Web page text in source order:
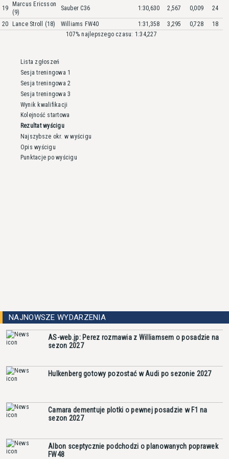
19
Marcus Ericsson
(9)
Sauber C36 1:30,630 2,567 0,009 24
20 Lance Stroll (18) Williams FW40 1:31,358 3,295 0,728
18
107% najlepszego czasu: 1:34,227
Lista zgłoszeń
Sesja treningowa 1
Sesja treningowa 2
Sesja treningowa 3
Wynik kwalifikacji
Kolejność startowa
Rezultat wyścigu
Najszybsze okr. w wyścigu
Opis wyścigu
Punktacje po wyścigu
NAJNOWSZE WYDARZENIA
AS-web.jp: Perez rozmawia z Williamsem o posadzie na
sezon 2027
Hulkenberg gotowy pozostać w Audi po sezonie 2027
Camara dementuje plotki o pewnej posadzie w F1 na
sezon 2027
Albon sceptycznie podchodzi o planowanych poprawek
FW48